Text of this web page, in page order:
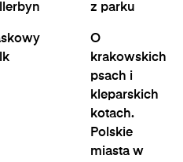
z parku
O
krakowskich
psach i
kleparskich
kotach.
Polskie
miasta w